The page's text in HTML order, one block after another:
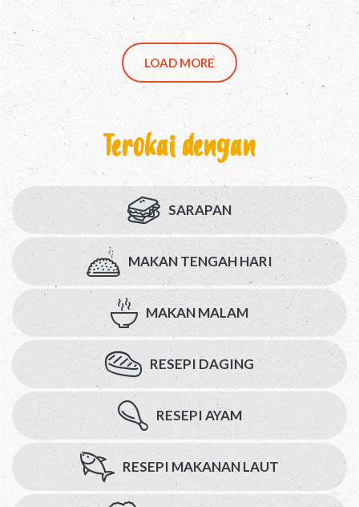
LOAD MORE
Terokai dengan
SARAPAN
MAKAN TENGAH HARI
MAKAN MALAM
RESEPI DAGING
RESEPI AYAM
RESEPI MAKANAN LAUT